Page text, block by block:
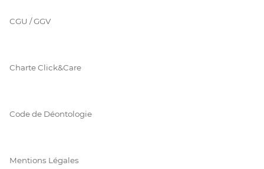
CGU / GGV
Charte Click&Care
Code de Déontologie
Mentions Légales